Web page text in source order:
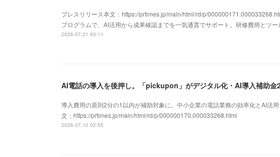
プレスリリース本文：https://prtimes.jp/main/html/rd/p/
プログラムで、AI活用から成果確認までを一気通貫でサポート。研修費用とツ
2026.07.21 03:11
導入費用の原則2分の1以内が補助対象に。中小企業の電話業務の効率化とAI活
文：https://prtimes.jp/main/html/rd/p/000000170.000033268.html
2026.07.10 02:55